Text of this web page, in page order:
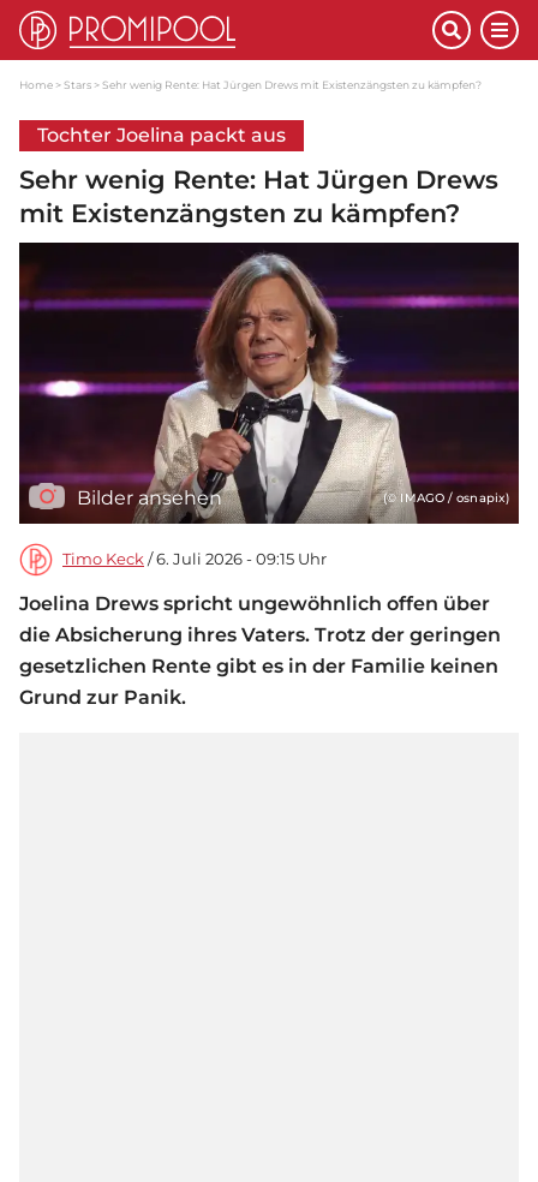
Home Stars Sehr wenig Rente: Hat Jürgen Drews mit Existenzängsten zu kämpfen?
Tochter Joelina packt aus
Sehr wenig Rente: Hat Jürgen Drews
mit Existenzängsten zu kämpfen?
Bilder ansehen (© IMAGO / osnapix)
Timo Keck / 6. Juli 2026 - 09:15 Uhr
Joelina Drews spricht ungewöhnlich offen über
die Absicherung ihres Vaters. Trotz der geringen
gesetzlichen Rente gibt es in der Familie keinen
Grund zur Panik.